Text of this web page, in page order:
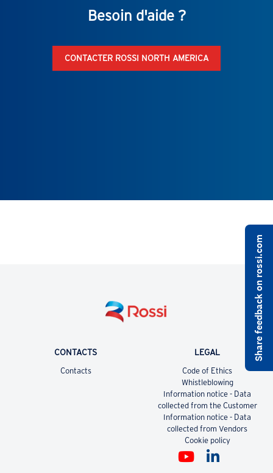
Besoin d'aide ?
CONTACTER ROSSI NORTH AMERICA
CONTACTS
Contacts
LEGAL
Code of Ethics
Whistleblowing
Information notice - Data
collected from the Customer
Information notice - Data
collected from Vendors
Cookie policy
Share feedback on rossi.com